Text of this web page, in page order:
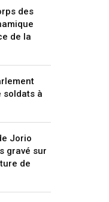
des
de la
soldats à
Jorio
gravé sur
de